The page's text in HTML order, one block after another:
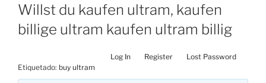
Willst du kaufen ultram, kaufen
billige ultram kaufen ultram billig
Log In Register
Lost Password
Etiquetado: buy ultram